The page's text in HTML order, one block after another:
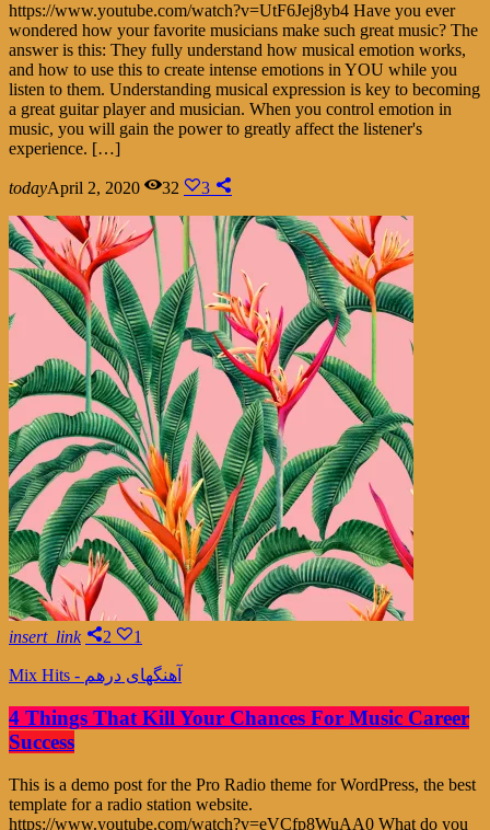
https://www.youtube.com/watch?v=UtF6Jej8yb4 Have you ever
wondered how your favorite musicians make such great music? The
answer is this: They fully understand how musical emotion works,
and how to use this to create intense emotions in YOU while you
listen to them. Understanding musical expression is key to becoming
a great guitar player and musician. When you control emotion in
music, you will gain the power to greatly affect the listener's
experience. […]
todayApril 2, 2020 32 3
insert_link 2 1
Mix Hits - آهنگهای درهم
4 Things That Kill Your Chances For Music Career
Success
This is a demo post for the Pro Radio theme for WordPress, the best
template for a radio station website.
https://www.youtube.com/watch?v=eVCfp8WuAA0 What do you